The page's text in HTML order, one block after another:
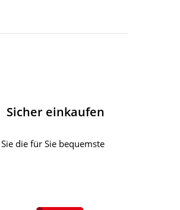
Sicher einkaufen
die für Sie bequemste